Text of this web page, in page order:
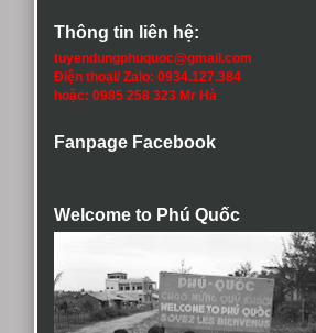
Thông tin liên hệ:
tuyendungphuquoc@gmail.com
Điện thoại/ Zalo: 0934.127.384
hoặc: 0985 258 323 Mr Hà
Fanpage Facebook
Welcome to Phú Quốc